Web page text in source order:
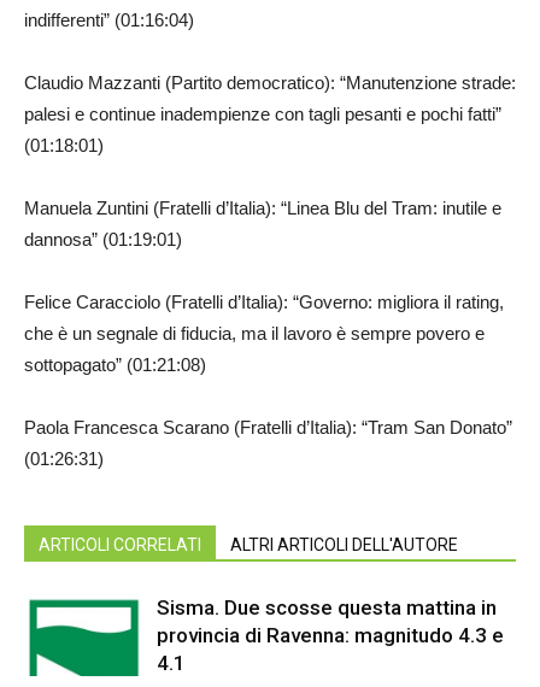
indifferenti” (01:16:04)
Claudio Mazzanti (Partito democratico): “Manutenzione strade:
palesi e continue inadempienze con tagli pesanti e pochi fatti”
(01:18:01)
Manuela Zuntini (Fratelli d’Italia): “Linea Blu del Tram: inutile e
dannosa” (01:19:01)
Felice Caracciolo (Fratelli d’Italia): “Governo: migliora il rating,
che è un segnale di fiducia, ma il lavoro è sempre povero e
sottopagato” (01:21:08)
Paola Francesca Scarano (Fratelli d’Italia): “Tram San Donato”
(01:26:31)
ARTICOLI CORRELATI ALTRI ARTICOLI DELL'AUTORE
Sisma. Due scosse questa mattina in
provincia di Ravenna: magnitudo 4.3 e
4.1